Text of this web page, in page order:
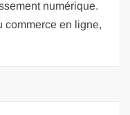
numérique.
commerce en ligne,